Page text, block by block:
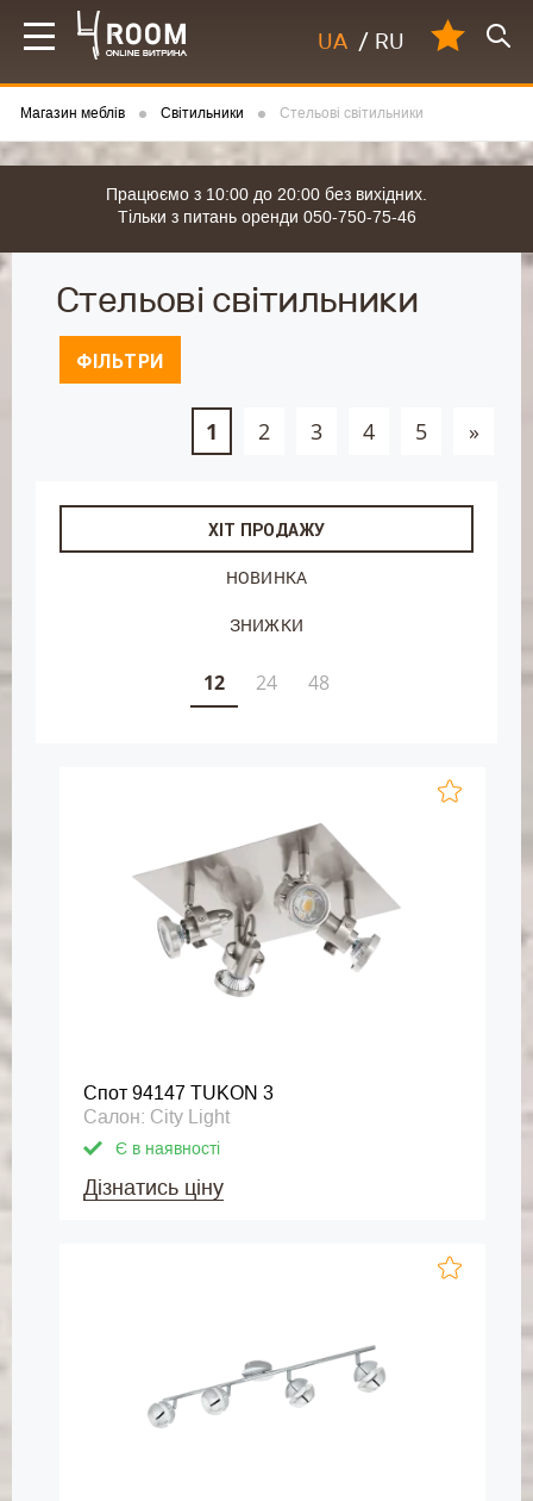
UA / RU
Магазин меблів Світильники Стельові світильники
Працюємо з 10:00 до 20:00 без вихідних.
Тільки з питань оренди 050-750-75-46
Стельові світильники
ФІЛЬТРИ
1 2 3 4 5 »
ХІТ ПРОДАЖУ
НОВИНКА
ЗНИЖКИ
12 24 48
Спот 94147 TUKON 3
Салон: City Light
Є в наявності
Дізнатись ціну